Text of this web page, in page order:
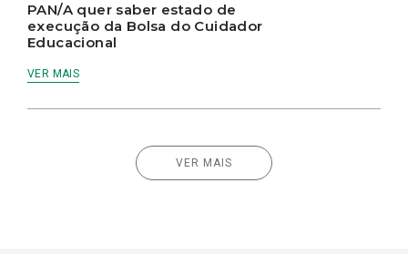
PAN/A quer saber estado de
execução da Bolsa do Cuidador
Educacional
VER MAIS
VER MAIS